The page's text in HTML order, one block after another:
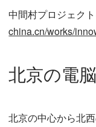
中間村プロジェク
china.cn/works/
北京の電
北京の中心から北